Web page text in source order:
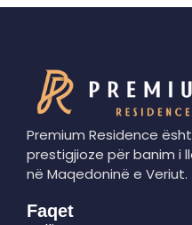
Premium Residence
prestigjioze për banim i
në Maqedoninë e Veriut.
Faqet